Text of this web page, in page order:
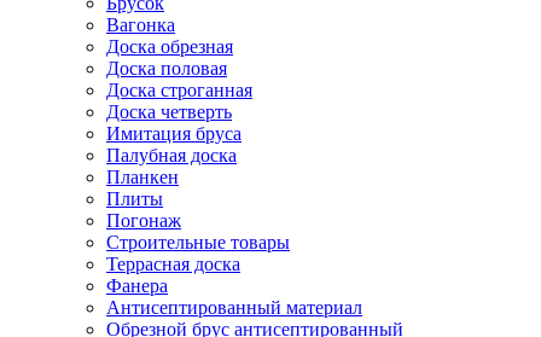
Вагонка
Доска обрезная
Доска половая
Доска строганная
Доска четверть
Имитация бруса
Палубная доска
Планкен
Плиты
Погонаж
Строительные товары
Террасная доска
Фанера
Антисептированный материал
Обрезной брус антисептированный